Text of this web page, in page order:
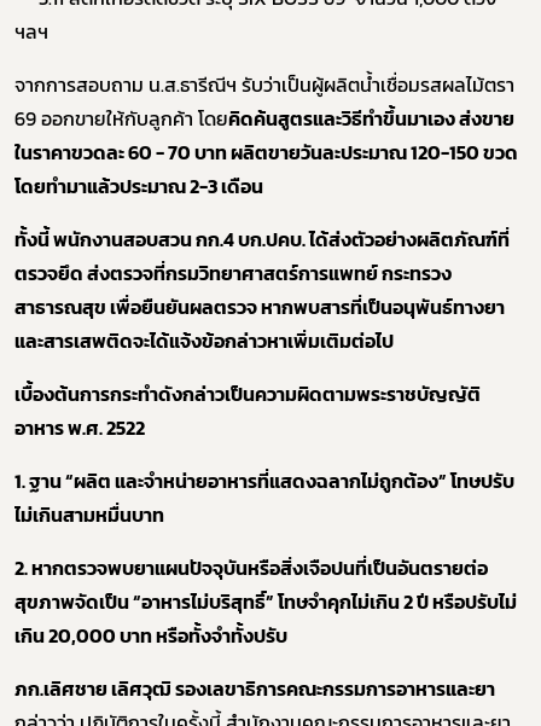
ฯลฯ
จากการสอบถาม น.ส.ธารีณีฯ รับว่าเป็นผู้ผลิตน้ำเชื่อมรสผลไม้ตรา
69 ออกขายให้กับลูกค้า โดยคิดค้นสูตรและวิธีทำขึ้นมาเอง ส่งขาย
ในราคาขวดละ 60 - 70 บาท ผลิตขายวันละประมาณ 120-150 ขวด
โดยทำมาแล้วประมาณ 2-3 เดือน
ทั้งนี้ พนักงานสอบสวน กก.4 บก.ปคบ. ได้ส่งตัวอย่างผลิตภัณฑ์ที่
ตรวจยึด ส่งตรวจที่กรมวิทยาศาสตร์การแพทย์ กระทรวง
สาธารณสุข เพื่อยืนยันผลตรวจ หากพบสารที่เป็นอนุพันธ์ทางยา
และสารเสพติดจะได้แจ้งข้อกล่าวหาเพิ่มเติมต่อไป
เบื้องต้นการกระทำดังกล่าวเป็นความผิดตามพระราชบัญญัติ
อาหาร พ.ศ. 2522
1. ฐาน “ผลิต และจำหน่ายอาหารที่แสดงฉลากไม่ถูกต้อง” โทษปรับ
ไม่เกินสามหมื่นบาท
2. หากตรวจพบยาแผนปัจจุบันหรือสิ่งเจือปนที่เป็นอันตรายต่อ
สุขภาพจัดเป็น “อาหารไม่บริสุทธิ์” โทษจำคุกไม่เกิน 2 ปี หรือปรับไม่
เกิน 20,000 บาท หรือทั้งจำทั้งปรับ
ภก.เลิศชาย เลิศวุฒิ รองเลขาธิการคณะกรรมการอาหารและยา
Subscribe